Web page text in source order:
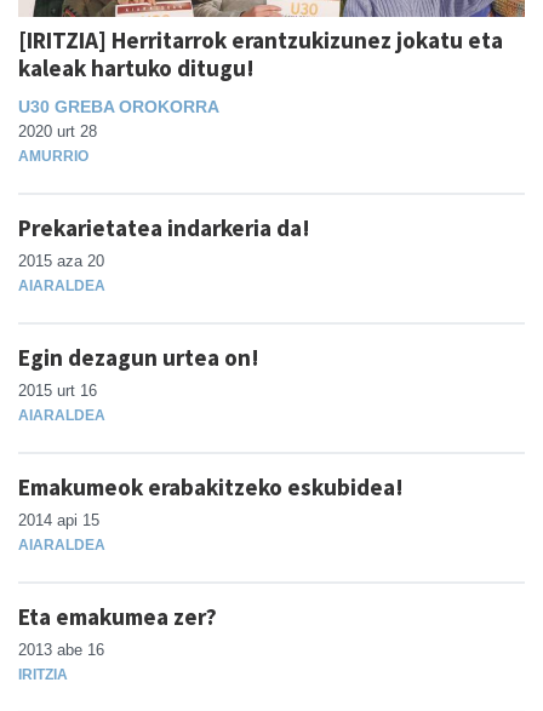
[IRITZIA] Herritarrok erantzukizunez jokatu eta
kaleak hartuko ditugu!
U30 GREBA OROKORRA
2020 urt 28
AMURRIO
Prekarietatea indarkeria da!
2015 aza 20
AIARALDEA
Egin dezagun urtea on!
2015 urt 16
AIARALDEA
Emakumeok erabakitzeko eskubidea!
2014 api 15
AIARALDEA
Eta emakumea zer?
2013 abe 16
IRITZIA